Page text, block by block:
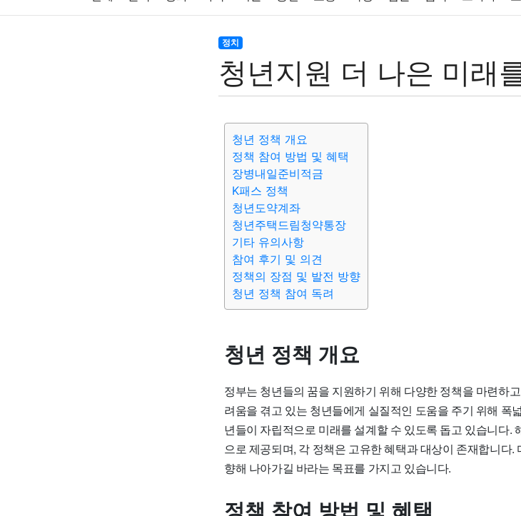
블록체인
여행 맛집 IT 컴퓨터 기술 종교 정치 건
정치
청년지원 더 나은 미래
청년 정책 개요
정책 참여 방법 및 혜택
장병내일준비적금
K패스 정책
청년도약계좌
청년주택드림청약통장
기타 유의사항
참여 후기 및 의견
정책의 장점 및 발전 방향
청년 정책 참여 독려
청년 정책 개요
정부는 청년들의 꿈을 지원하기 위해 다양한 정책을 마련하
려움을 겪고 있는 청년들에게 실질적인 도움을 주기 위해 폭
년들이 자립적으로 미래를 설계할 수 있도록 돕고 있습니다.
으로 제공되며, 각 정책은 고유한 혜택과 대상이 존재합니다
향해 나아가길 바라는 목표를 가지고 있습니다.
정책 참여 방법 및 혜택